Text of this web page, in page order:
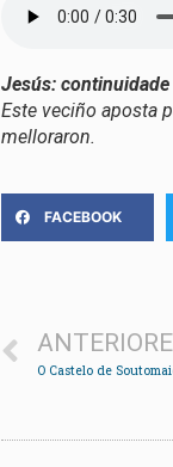
Jesús: continuidade
Este veciño aposta
melloraron.
FACEBOOK